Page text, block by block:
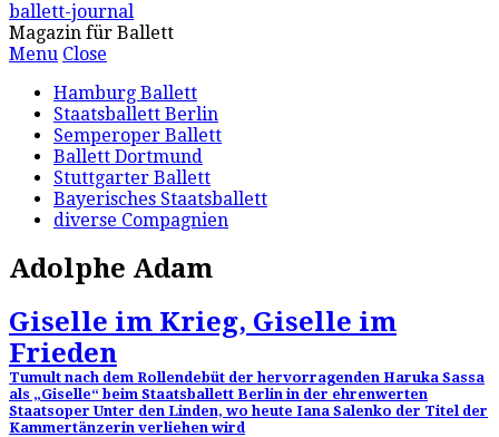
ballett-journal
Magazin für Ballett
Menu Close
Hamburg Ballett
Staatsballett Berlin
Semperoper Ballett
Ballett Dortmund
Stuttgarter Ballett
Bayerisches Staatsballett
diverse Compagnien
Adolphe Adam
Giselle im Krieg, Giselle im
Frieden
Tumult nach dem Rollendebüt der hervorragenden Haruka Sassa
als „Giselle“ beim Staatsballett Berlin in der ehrenwerten
Staatsoper Unter den Linden, wo heute Iana Salenko der Titel der
Kammertänzerin verliehen wird